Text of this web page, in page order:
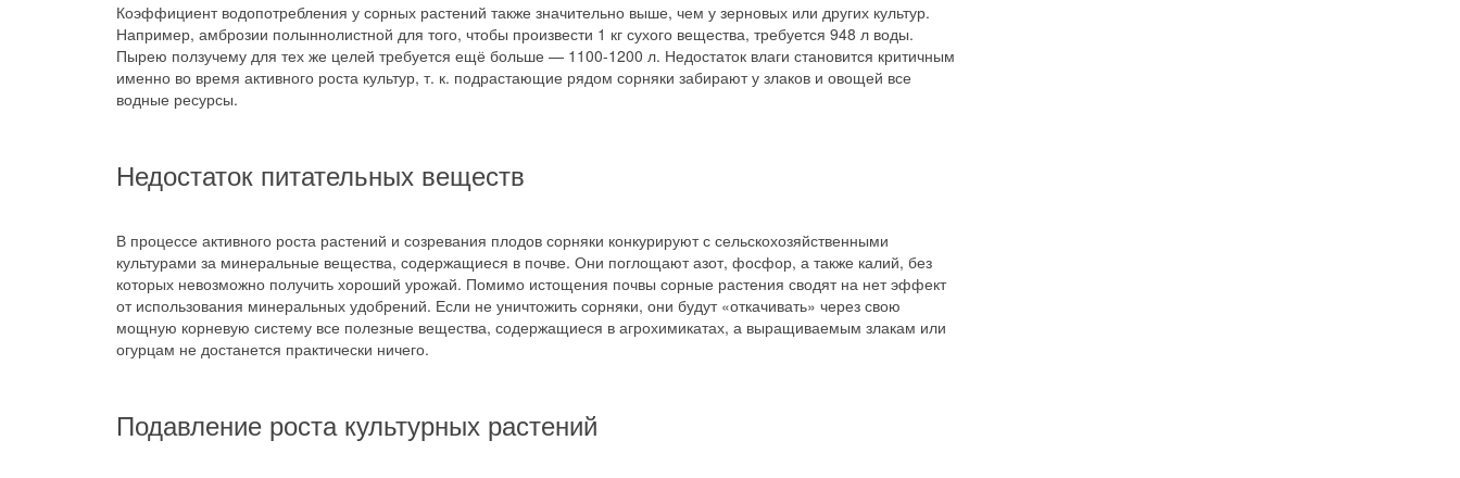
Коэффициент водопотребления у сорных растений также значительно выше, чем у зерновых или других культур.
Например, амброзии полыннолистной для того, чтобы произвести 1 кг сухого вещества, требуется 948 л воды.
Пырею ползучему для тех же целей требуется ещё больше — 1100-1200 л. Недостаток влаги становится критичным
именно во время активного роста культур, т. к. подрастающие рядом сорняки забирают у злаков и овощей все
водные ресурсы.
Недостаток питательных веществ
В процессе активного роста растений и созревания плодов сорняки конкурируют с сельскохозяйственными
культурами за минеральные вещества, содержащиеся в почве. Они поглощают азот, фосфор, а также калий, без
которых невозможно получить хороший урожай. Помимо истощения почвы сорные растения сводят на нет эффект
от использования минеральных удобрений. Если не уничтожить сорняки, они будут «откачивать» через свою
мощную корневую систему все полезные вещества, содержащиеся в агрохимикатах, а выращиваемым злакам или
огурцам не достанется практически ничего.
Подавление роста культурных растений